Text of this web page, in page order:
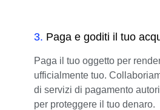
3. Paga e goditi il tuo
Paga il tuo oggetto per
ufficialmente tuo.
di servizi di pagamento
per proteggere il tuo denaro.